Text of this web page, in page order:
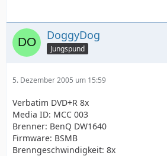
DoggyDog
Jungspund
5. Dezember 2005 um 15:59
Verbatim DVD+R 8x
Media ID: MCC 003
Brenner: BenQ DW1640
Firmware: BSMB
Brenngeschwindigkeit: 8x